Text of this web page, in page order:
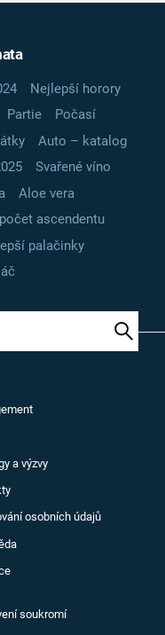
Nejlepší horory
Partie
Počasí
Auto – katalog
Svařené víno
Aloe vera
ascendentu
palačinky
a výzvy
osobních údajů
soukromí